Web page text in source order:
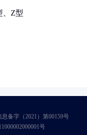
、Z型
备字（2021）第00159号
号